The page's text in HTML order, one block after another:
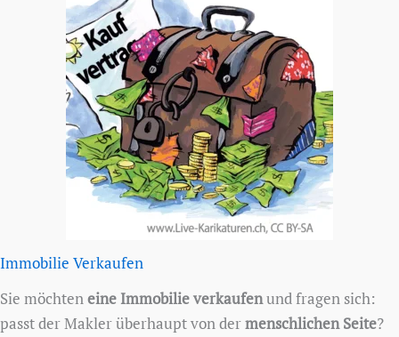
Immobilie Verkaufen
Sie möchteneine Immobilie verkaufenund fragen sich:
passt der Makler überhaupt von dermenschlichen Seite?